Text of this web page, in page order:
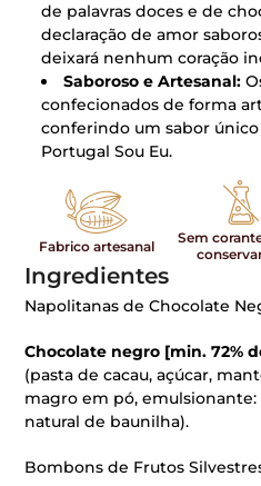
de palavras doces e de
declaração de amor
deixará nenhum coração
Saboroso e Artesanal:
confecionados de forma
conferindo um sabor
Portugal Sou Eu.
Fabrico artesanal
Sem
Ingredientes
Napolitanas de Chocolate
Chocolate negro [min. 72%
(pasta de cacau, açúcar,
magro em pó, emulsionante:
natural de baunilha).
Bombons de Frutos